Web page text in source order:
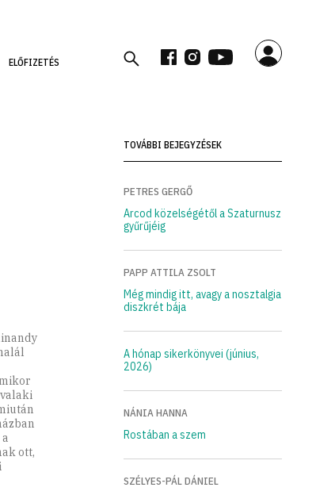
ELŐFIZETÉS
ott,
TOVÁBBI BEJEGYZÉSEK
PETRES GERGŐ
Arcod közelségétől a Szaturnusz
gyűrűjéig
PAPP ATTILA ZSOLT
Még mindig itt, avagy a nosztalgia
diszkrét bája
A hónap sikerkönyvei (június,
2026)
NÁNIA HANNA
Rostában a szem
SZÉLYES-PÁL DÁNIEL